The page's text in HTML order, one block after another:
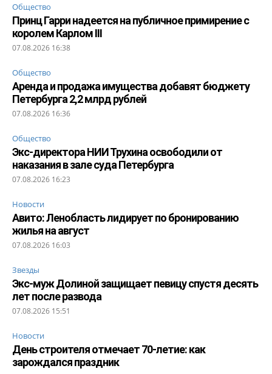
Общество
Принц Гарри надеется на публичное примирение с
королем Карлом III
07.08.2026 16:38
Общество
Аренда и продажа имущества добавят бюджету
Петербурга 2,2 млрд рублей
07.08.2026 16:36
Общество
Экс-директора НИИ Трухина освободили от
наказания в зале суда Петербурга
07.08.2026 16:23
Новости
Авито: Ленобласть лидирует по бронированию
жилья на август
07.08.2026 16:03
Звезды
Экс-муж Долиной защищает певицу спустя десять
лет после развода
07.08.2026 15:51
Новости
День строителя отмечает 70-летие: как
зарождался праздник